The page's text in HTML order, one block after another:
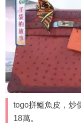
togo拼鱷魚皮，炒
18萬。